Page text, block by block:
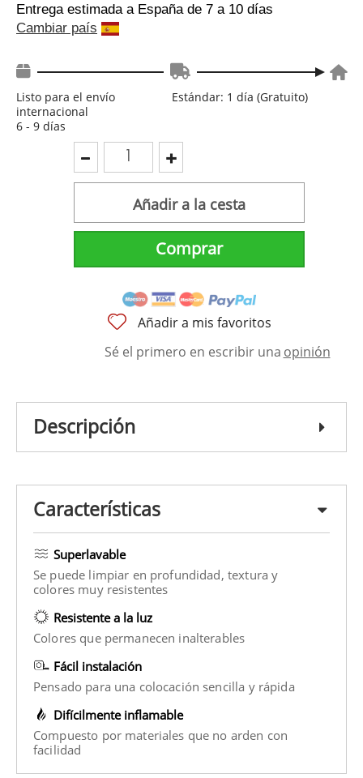
Entrega estimada a España de 7 a 10 días
Cambiar país
Listo para el envío
internacional
6 - 9 días
Estándar: 1 día (Gratuito)
Añadir a la cesta
Comprar
Añadir a mis favoritos
Sé el primero en escribir una opinión
Descripción
Características
Superlavable
Se puede limpiar en profundidad, textura y
colores muy resistentes
Resistente a la luz
Colores que permanecen inalterables
Fácil instalación
Pensado para una colocación sencilla y rápida
Difícilmente inflamable
Compuesto por materiales que no arden con
facilidad